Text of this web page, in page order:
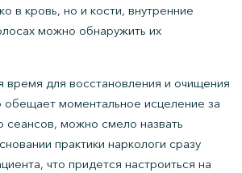
в кровь, но и кости, внутренние
можно обнаружить их
время для восстановления и очищения
обещает моментальное исцеление за
сеансов, можно смело назвать
практики наркологи сразу
что придется настроиться на